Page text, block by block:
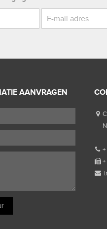
AANVRAGEN